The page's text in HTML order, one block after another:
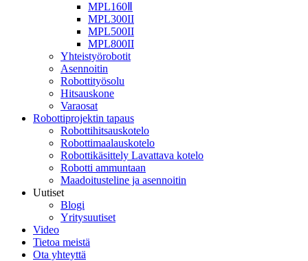
MPL160Ⅱ
MPL300II
MPL500II
MPL800II
Yhteistyörobotit
Asennoitin
Robottityösolu
Hitsauskone
Varaosat
Robottiprojektin tapaus
Robottihitsauskotelo
Robottimaalauskotelo
Robottikäsittely Lavattava kotelo
Robotti ammuntaan
Maadoitusteline ja asennoitin
Uutiset
Blogi
Yritysuutiset
Video
Tietoa meistä
Ota yhteyttä